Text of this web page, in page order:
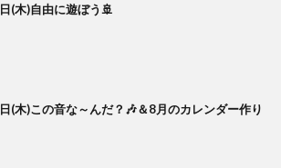
(木)自由に遊ぼう🚢
(木)この音な～んだ？🎶＆8月のカレンダー作り